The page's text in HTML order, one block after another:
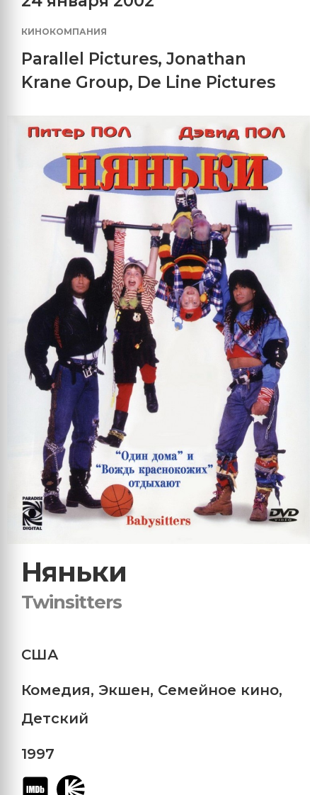
КИНОКОМПАНИЯ
Parallel Pictures, Jonathan
Krane Group, De Line Pictures
Няньки
Twinsitters
США
Комедия, Экшен, Семейное кино,
Детский
1997